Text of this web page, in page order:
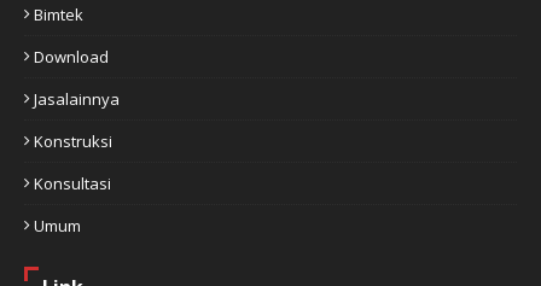
Bimtek
Download
Jasalainnya
Konstruksi
Konsultasi
Umum